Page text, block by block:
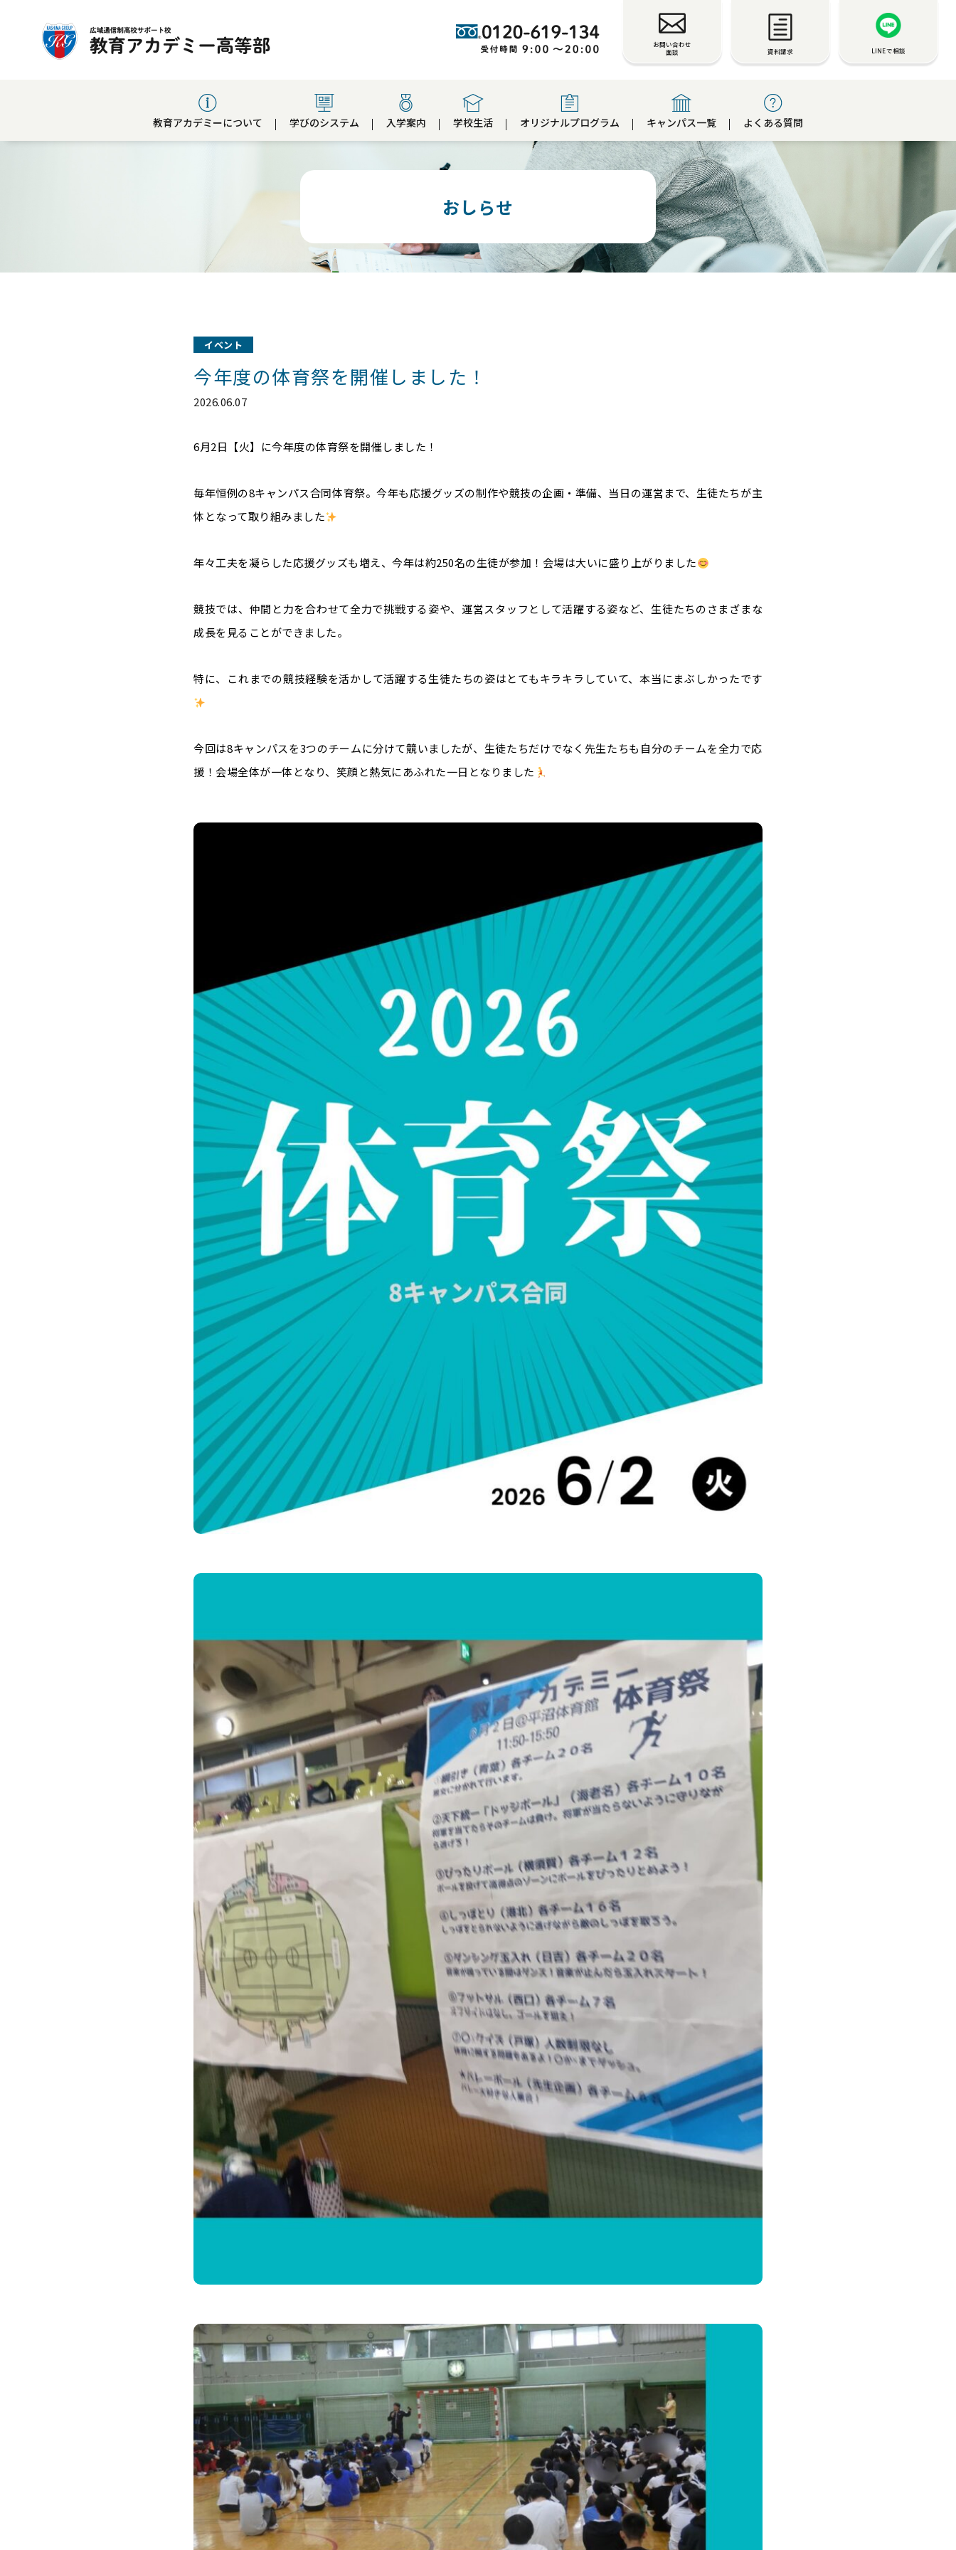
お問い合わせ
面談
資料請求 LINEで相談
教育アカデミーについて 学びのシステム 入学案内 学校生活 オリジナルプログラム キャンパス一覧 よくある質問
おしらせ
イベント
今年度の体育祭を開催しました！
2026.06.07
6月2日【火】に今年度の体育祭を開催しました！
毎年恒例の8キャンパス合同体育祭。今年も応援グッズの制作や競技の企画・準備、当日の運営まで、生徒たちが主
体となって取り組みました
年々工夫を凝らした応援グッズも増え、今年は約250名の生徒が参加！会場は大いに盛り上がりました
競技では、仲間と力を合わせて全力で挑戦する姿や、運営スタッフとして活躍する姿など、生徒たちのさまざまな
成長を見ることができました。
特に、これまでの競技経験を活かして活躍する生徒たちの姿はとてもキラキラしていて、本当にまぶしかったです
今回は8キャンパスを3つのチームに分けて競いましたが、生徒たちだけでなく先生たちも自分のチームを全力で応
援！会場全体が一体となり、笑顔と熱気にあふれた一日となりました